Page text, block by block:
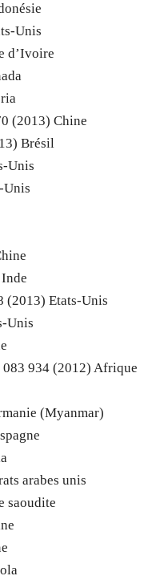
Unis
d’Ivoire
(2013) Chine
Brésil
Unis
Unis
(2013) Etats-Unis
Unis
934 (2012) Afrique
(Myanmar)
arabes unis
saoudite